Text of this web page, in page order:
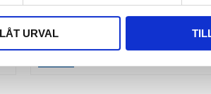
URVAL